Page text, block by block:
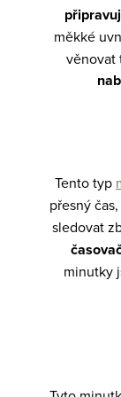
r
ý
p
i
vměkké
věnovat
Tento typ
přesný
sledovat
minutky